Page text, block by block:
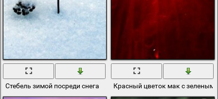
Стебель зимой посреди снега Красный цветок мак с зеленым